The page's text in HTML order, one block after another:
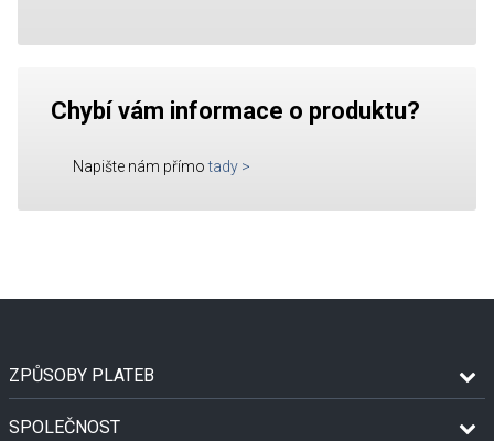
Chybí vám informace o produktu?
Napište nám přímo tady >
ZPŮSOBY PLATEB
SPOLEČNOST